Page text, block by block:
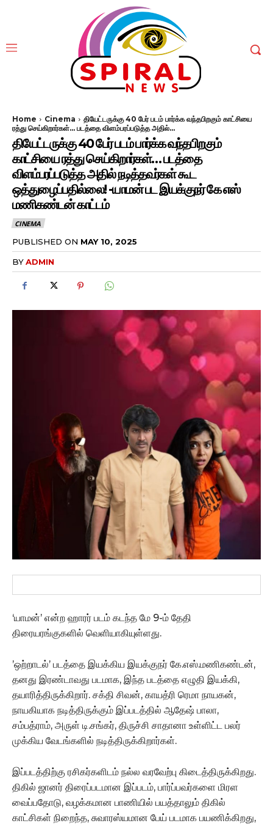
Home Cinema
தியேட்டருக்கு 40 பேர் படம் பார்க்க வந்தபிறகும் காட்சியை
ரத்து செய்கிறார்கள்... படத்தை விளம்பரப்படுத்த அதில்...
தியேட்டருக்கு 40 பேர் படம் பார்க்க வந்தபிறகும்
காட்சியை ரத்து செய்கிறார்கள்… படத்தை
விளம்பரப்படுத்த அதில் நடித்தவர்கள் கூட
ஒத்துழைப்பதில்லை! -யாமன் பட இயக்குநர் கே எஸ்
மணிகண்டன் காட்டம்
CINEMA
PUBLISHED ON MAY 10, 2025
BYADMIN
‘யாமன்’ என்ற ஹாரர் படம் கடந்த மே 9-ம் தேதி
திரையரங்குகளில் வெளியாகியுள்ளது.
’ஒற்றாடல்’ படத்தை இயக்கிய இயக்குநர் கே.எஸ்.மணிகண்டன்,
தனது இரண்டாவது படமாக, இந்த படத்தை எழுதி இயக்கி,
தயாரித்திருக்கிறார். சக்தி சிவன், காயத்ரி ரெமா நாயகன்,
நாயகியாக நடித்திருக்கும் இப்படத்தில் ஆதேஷ் பாலா,
சம்பத்ராம், அருள் டி.சங்கர், திருச்சி சாதானா உள்ளிட்ட பலர்
முக்கிய வேடங்களில் நடித்திருக்கிறார்கள்.
இப்படத்திற்கு ரசிகர்களிடம் நல்ல வரவேற்பு கிடைத்திருக்கிறது.
திகில் ஜானர் திரைப்படமான இப்படம், பார்ப்பவர்களை மிரள
வைப்பதோடு, வழக்கமான பாணியில் பயத்தாலும் திகில்
காட்சிகள் நிறைந்த, சுவாரஸ்யமான பேய் படமாக பயணிக்கிறது,